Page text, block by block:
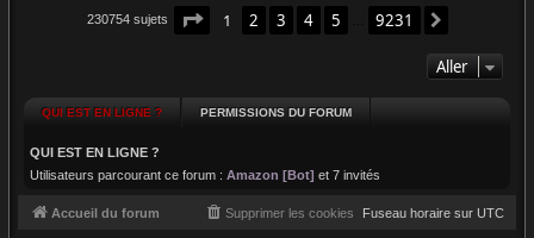
230754 sujets Page 1sur9231
1 2 3 4 5 9231
Aller
QUI EST EN LIGNE ? PERMISSIONS DU FORUM
QUI EST EN LIGNE ?
Utilisateurs parcourant ce forum : Amazon [Bot] et 7 invités
Accueil du forum Fuseau horaire sur UTC
Supprimer les cookies